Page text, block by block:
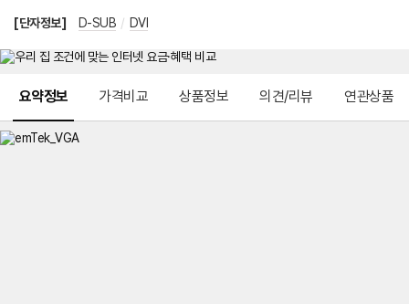
[단자정보] D-SUB / DVI
요약정보 가격비교 상품정보 의견/리뷰 연관상품